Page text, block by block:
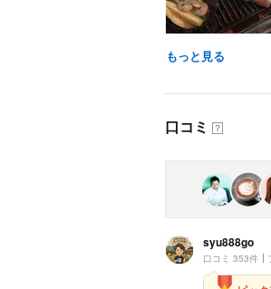
もっと見る
口コミ ？
syu888go
口コミ 353件